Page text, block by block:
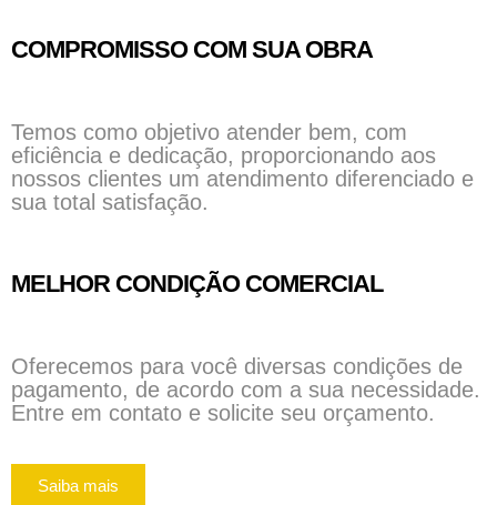
COMPROMISSO COM SUA OBRA
Temos como objetivo atender bem, com
eficiência e dedicação, proporcionando aos
nossos clientes um atendimento diferenciado e
sua total satisfação.
MELHOR CONDIÇÃO COMERCIAL
Oferecemos para você diversas condições de
pagamento, de acordo com a sua necessidade.
Entre em contato e solicite seu orçamento.
Saiba mais